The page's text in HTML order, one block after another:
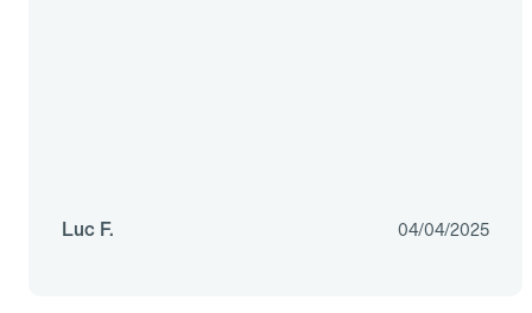
Luc F. 04/04/2025